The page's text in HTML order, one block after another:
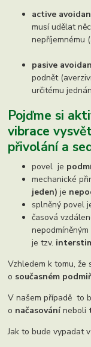
active
musí udělat
nepříjemnému
pasive
podnět
určitému
Pojďme si
vibrace
přivolání a
povel je
mechanické
jeden) je
splněný povel
časová
je tzv.
Vzhledem k tomu, že
o současném
V našem případě to
o načasováníneboli
Jak to bude vypadat